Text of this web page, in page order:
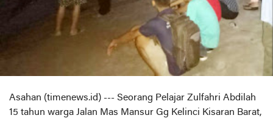
Asahan (timenews.id) --- Seorang Pelajar Zulfahri Abdilah
15 tahun warga Jalan Mas Mansur Gg Kelinci Kisaran Barat,